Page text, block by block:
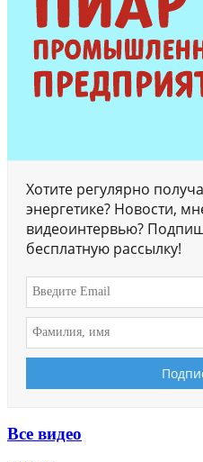
Хотите регулярно
энергетике? Новости,
видеоинтервью?
бесплатную рассылку!
Все видео